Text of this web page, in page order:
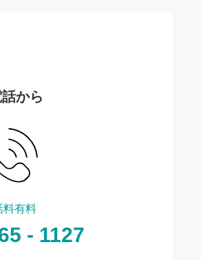
から
料有料
- 1127